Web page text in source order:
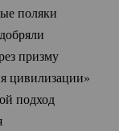
поляки
призму
цивилизации»
подход